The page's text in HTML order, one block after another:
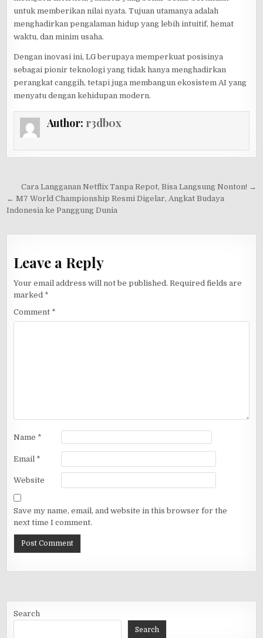
untuk memberikan nilai nyata. Tujuan utamanya adalah
menghadirkan pengalaman hidup yang lebih intuitif, hemat
waktu, dan minim usaha.
Dengan inovasi ini, LG berupaya memperkuat posisinya
sebagai pionir teknologi yang tidak hanya menghadirkan
perangkat canggih, tetapi juga membangun ekosistem AI yang
menyatu dengan kehidupan modern.
Author: r3db0x
Post
navigation
Cara Langganan Netflix Tanpa Repot, Bisa Langsung Nonton! →
← M7 World Championship Resmi Digelar, Angkat Budaya
Indonesia ke Panggung Dunia
Leave a Reply
Your email address will not be published. Required fields are
marked *
Comment *
Name *
Email *
Website
Save my name, email, and website in this browser for the
next time I comment.
Search
Search